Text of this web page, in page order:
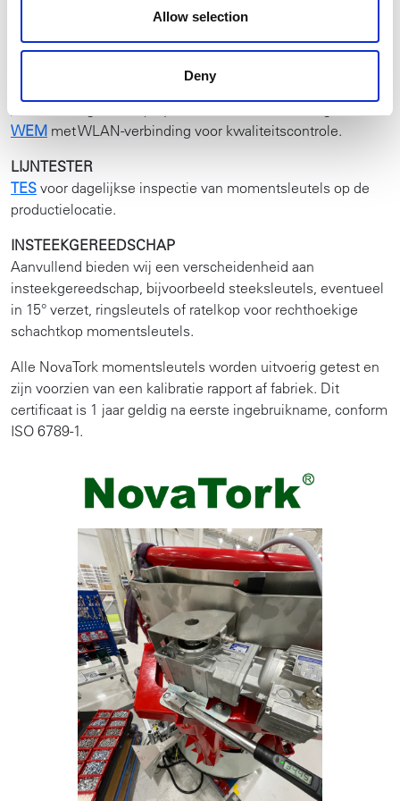
Allow selection
Deny
aanhaalmoment een bout is gemonteerd.
DSMmet wijzerplaat indicatie.
met digitale display in schroevendraaiervorm.
WEM met WLAN-verbinding voor kwaliteitscontrole.
LIJNTESTER
TES voor dagelijkse inspectie van momentsleutels op de
productielocatie.
INSTEEKGEREEDSCHAP
Aanvullend bieden wij een verscheidenheid aan
insteekgereedschap, bijvoorbeeld steeksleutels, eventueel
in 15° verzet, ringsleutels of ratelkop voor rechthoekige
schachtkop momentsleutels.
Alle NovaTork momentsleutels worden uitvoerig getest en
zijn voorzien van een kalibratie rapport af fabriek. Dit
certificaat is 1 jaar geldig na eerste ingebruikname, conform
ISO 6789-1.